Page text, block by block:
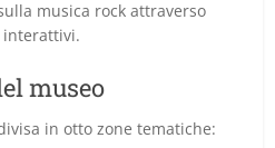
musica rock attraverso
interattivi.
museo
in otto zone tematiche: